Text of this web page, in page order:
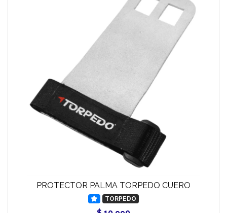
PROTECTOR PALMA TORPEDO CUERO
TORPEDO